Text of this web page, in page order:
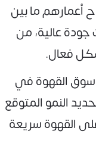
أعمارهم ما بين
جودة عالية، من
فعال.
القهوة في
النمو المتوقع
القهوة سريعة